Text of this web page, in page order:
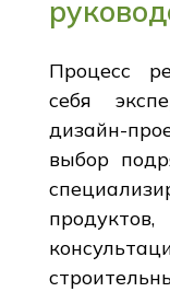
Процесс
себя
дизайн-
выбор